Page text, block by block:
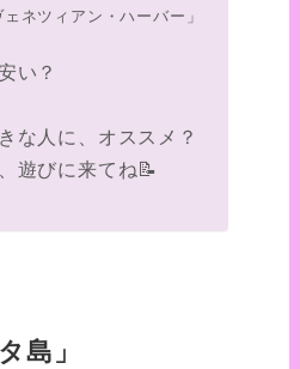
ネツィアン・ハーバー」
い？
な人に、オススメ？
遊びに来てね📝
島」